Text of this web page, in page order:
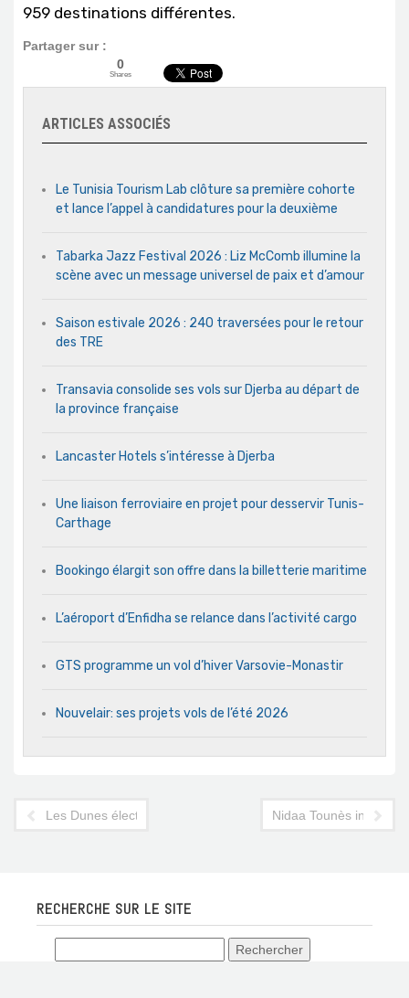
959 destinations différentes.
Partager sur :
0
Shares
ARTICLES ASSOCIÉS
Le Tunisia Tourism Lab clôture sa première cohorte
et lance l’appel à candidatures pour la deuxième
Tabarka Jazz Festival 2026 : Liz McComb illumine la
scène avec un message universel de paix et d’amour
Saison estivale 2026 : 240 traversées pour le retour
des TRE
Transavia consolide ses vols sur Djerba au départ de
la province française
Lancaster Hotels s’intéresse à Djerba
Une liaison ferroviaire en projet pour desservir Tunis-
Carthage
Bookingo élargit son offre dans la billetterie maritime
L’aéroport d’Enfidha se relance dans l’activité cargo
GTS programme un vol d’hiver Varsovie-Monastir
Nouvelair: ses projets vols de l’été 2026
Les Dunes électroniques, épisode 2 : 10 000 personnes sont
Nidaa Tounès invite la
RECHERCHE SUR LE SITE